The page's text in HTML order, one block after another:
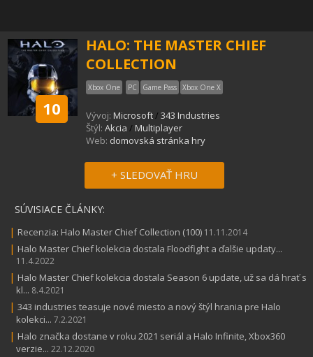
10
HALO: THE MASTER CHIEF
COLLECTION
Xbox One PC Game Pass Xbox One X
Vývoj: Microsoft/ 343 Industries
Štýl: Akcia / Multiplayer
Web: domovská stránka hry
+ SLEDOVAŤ HRU
SÚVISIACE ČLÁNKY:
| Recenzia: Halo Master Chief Collection (100) 11.11.2014
| Halo Master Chief kolekcia dostala Floodfight a ďalšie updaty...
11.4.2022
| Halo Master Chief kolekcia dostala Season 6 update, už sa dá hrať s
kl... 8.4.2021
| 343 industries teasuje nové miesto a nový štýl hrania pre Halo
kolekci... 7.2.2021
| Halo značka dostane v roku 2021 seriál a Halo Infinite, Xbox360
verzie... 22.12.2020